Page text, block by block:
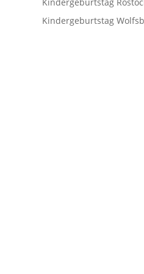
Kindergeburtstag